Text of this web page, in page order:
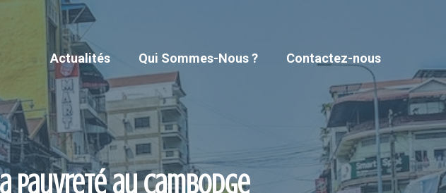
Actualités Qui Sommes-Nous ? Contactez-nous
au Cambodge